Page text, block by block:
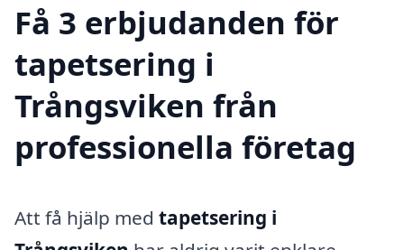
Få 3 erbjudanden för
tapetsering i
Trångsviken från
professionella företag
Att få hjälp med tapetsering i